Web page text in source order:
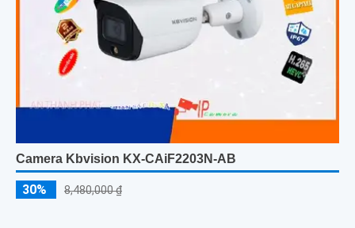
Camera Kbvision KX-CAiF2203N-AB
30% 8,480,000 ₫